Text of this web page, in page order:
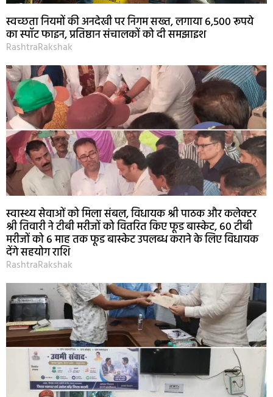
स्वच्छता नियमों की अनदेखी पर निगम सख्त, लगाया 6,500 रूपये
का स्पॉट फाइन, प्रतिष्ठान संचालकों को दी समझाइश
RashtraRakshak
स्वास्थ्य सेवाओं को मिला संबल, विधायक श्री पाठक और कलेक्टर
श्री तिवारी ने टीबी मरीजों को वितरित किए फूड बास्केट, 60 टीबी
मरीजों को 6 माह तक फूड बास्केट उपलब्ध कराने के लिए विधायक
देंगे सहयोग राशि
RashtraRakshak